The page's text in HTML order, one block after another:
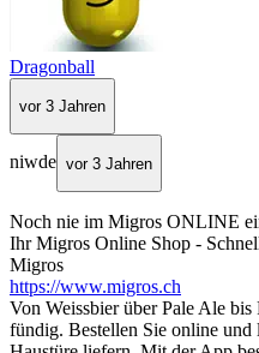
Dragonball
vor 3 Jahren
niwde vor 3 Jahren
Noch nie im Migros ONLINE
Ihr Migros Online Shop -
Migros
https://www.migros.ch
Von Weissbier über Pale Ale bis
fündig. Bestellen Sie online